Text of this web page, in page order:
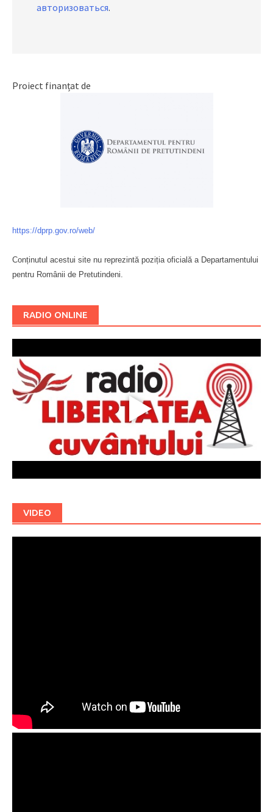
авторизоваться.
Proiect finanțat de
https://dprp.gov.ro/web/
Conținutul acestui site nu reprezintă poziția oficială a Departamentului
pentru Românii de Pretutindeni.
RADIO ONLINE
VIDEO